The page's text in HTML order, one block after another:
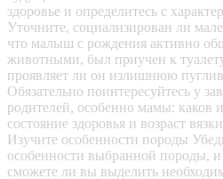
здоровье и определитесь с
Уточните, социализирован ли
что малыш с рождения активно
животными, был приучен к
проявляет ли он излишнюю
Обязательно поинтересуйтесь у
родителей, особенно мамы: каков
состояние здоровья и возраст
Изучите особенности породы
особенности выбранной породы, и
сможете ли вы выделить